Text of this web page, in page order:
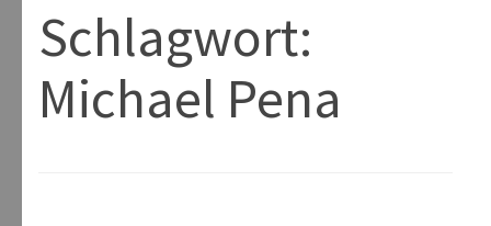
Schlagwort:
Michael Pena